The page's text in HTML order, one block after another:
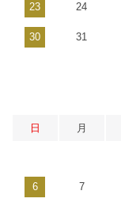
23 24
30 31
日 月
6 7